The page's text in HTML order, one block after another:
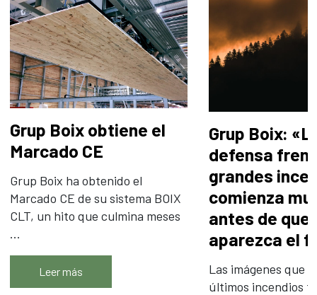
Grup Boix obtiene el
Marcado CE
Grup Boix ha obtenido el
Marcado CE de su sistema BOIX
CLT, un hito que culmina meses
...
Leer más
Grup Boix:
defensa
grandes
comienza
antes de que
aparezca el
Las imágenes que
últimos incendios